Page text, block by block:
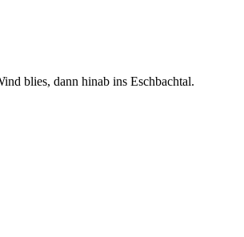
blies, dann hinab ins Eschbachtal.